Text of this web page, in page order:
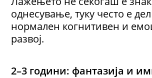
однесување, туку често е
нормален когнитивен и
развој.
2–3 години: фантазија и